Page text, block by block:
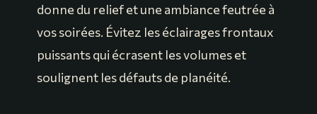
donne du relief et une ambiance feutrée à
vos soirées. Évitez les éclairages frontaux
puissants qui écrasent les volumes et
soulignent les défauts de planéité.